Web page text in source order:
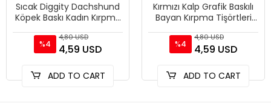
Sıcak Diggity Dachshund
Köpek Baskı Kadın Kırpma
Yüksek Elastik Üstler Se
%4
4,80 USD
4,59 USD
ADD TO CART
Kırmızı Kalp Grafik Baskılı
Bayan Kırpma Tişörtleri
Boyun Üstleri Sokak
%4
4,80 USD
4,59 USD
ADD TO CART